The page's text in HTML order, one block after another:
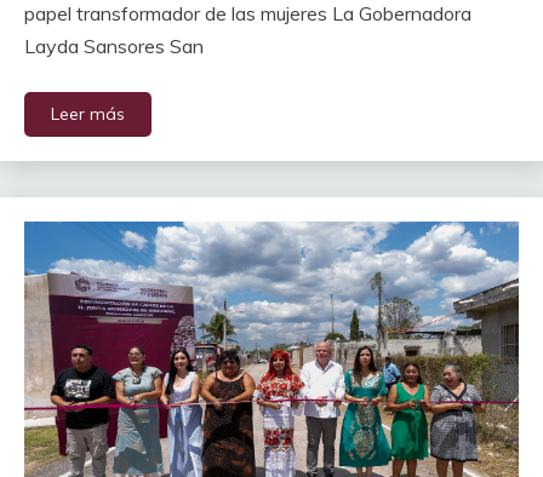
papel transformador de las mujeres La Gobernadora
Layda Sansores San
Leer más